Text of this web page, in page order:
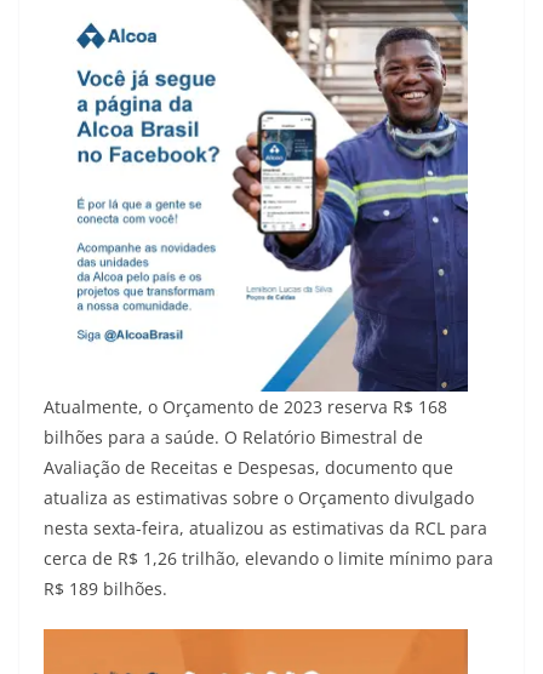
Atualmente, o Orçamento de 2023 reserva R$ 168
bilhões para a saúde. O Relatório Bimestral de
Avaliação de Receitas e Despesas, documento que
atualiza as estimativas sobre o Orçamento divulgado
nesta sexta-feira, atualizou as estimativas da RCL para
cerca de R$ 1,26 trilhão, elevando o limite mínimo para
R$ 189 bilhões.